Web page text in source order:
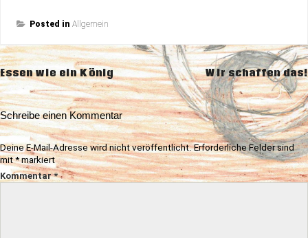
Posted in Allgemein
Beitragsnavigation
Essen wie ein König Wir schaffen das!
Schreibe einen Kommentar
Deine E-Mail-Adresse wird nicht veröffentlicht. Erforderliche Felder sind
mit*markiert
Kommentar*